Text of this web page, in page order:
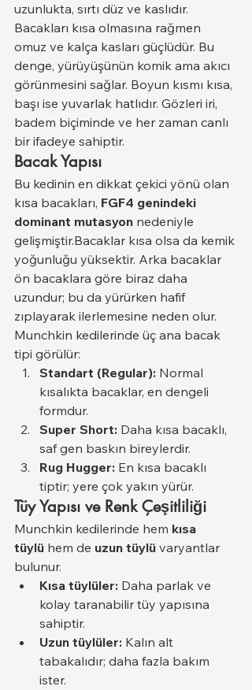
uzunlukta, sırtı düz ve kaslıdır.
Bacakları kısa olmasına rağmen
omuz ve kalça kasları güçlüdür. Bu
denge, yürüyüşünün komik ama akıcı
görünmesini sağlar. Boyun kısmı kısa,
başı ise yuvarlak hatlıdır. Gözleri iri,
badem biçiminde ve her zaman canlı
bir ifadeye sahiptir.
Bacak Yapısı
Bu kedinin en dikkat çekici yönü olan
kısa bacakları, FGF4 genindeki
dominant mutasyon nedeniyle
gelişmiştir.Bacaklar kısa olsa da kemik
yoğunluğu yüksektir. Arka bacaklar
ön bacaklara göre biraz daha
uzundur; bu da yürürken hafif
zıplayarak ilerlemesine neden olur.
Munchkin kedilerinde üç ana bacak
tipi görülür:
Standart (Regular): Normal
kısalıkta bacaklar, en dengeli
formdur.
Super Short: Daha kısa bacaklı,
saf gen baskın bireylerdir.
Rug Hugger: En kısa bacaklı
tiptir; yere çok yakın yürür.
Tüy Yapısı ve Renk Çeşitliliği
Munchkin kedilerinde hem kısa
tüylü hem de uzun tüylü varyantlar
bulunur.
Kısa tüylüler: Daha parlak ve
kolay taranabilir tüy yapısına
sahiptir.
Uzun tüylüler: Kalın alt
tabakalıdır; daha fazla bakım
ister.